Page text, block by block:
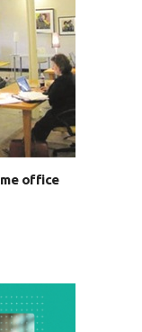
office